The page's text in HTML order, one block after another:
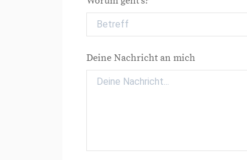
Deine Nachricht an mich